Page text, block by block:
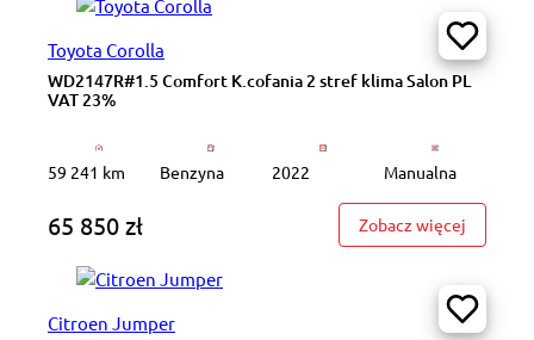
Toyota Corolla
WD2147R#1.5 Comfort K.cofania 2 stref klima Salon PL
VAT 23%
59 241 km Benzyna 2022 Manualna
65 850 zł Zobacz więcej
Citroen Jumper